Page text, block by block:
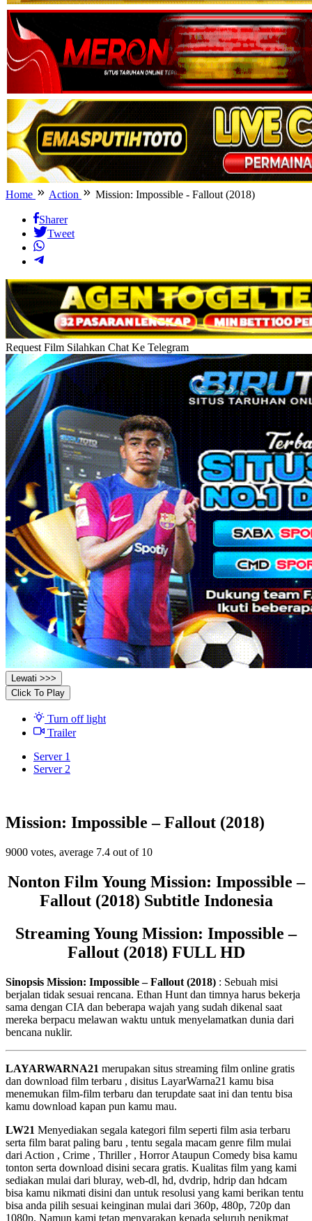
Home Action Mission: Impossible - Fallout (2018)
Sharer
Tweet
Request Film Silahkan Chat Ke Telegram
Lewati >>>
Click To Play
Turn off light
Trailer
Server 1
Server 2
Mission: Impossible – Fallout (2018)
9000 votes, average 7.4 out of 10
Nonton Film Young Mission: Impossible –
Fallout (2018) Subtitle Indonesia
Streaming Young Mission: Impossible –
Fallout (2018) FULL HD
Sinopsis Mission: Impossible – Fallout (2018) : Sebuah misi
berjalan tidak sesuai rencana. Ethan Hunt dan timnya harus bekerja
sama dengan CIA dan beberapa wajah yang sudah dikenal saat
mereka berpacu melawan waktu untuk menyelamatkan dunia dari
bencana nuklir.
LAYARWARNA21 merupakan situs streaming film online gratis
dan download film terbaru , disitus LayarWarna21 kamu bisa
menemukan film-film terbaru dan terupdate saat ini dan tentu bisa
kamu download kapan pun kamu mau.
LW21 Menyediakan segala kategori film seperti film asia terbaru
serta film barat paling baru , tentu segala macam genre film mulai
dari Action , Crime , Thriller , Horror Ataupun Comedy bisa kamu
tonton serta download disini secara gratis. Kualitas film yang kami
sediakan mulai dari bluray, web-dl, hd, dvdrip, hdrip dan hdcam
bisa kamu nikmati disini dan untuk resolusi yang kami berikan tentu
bisa anda pilih sesuai keinginan mulai dari 360p, 480p, 720p dan
1080p. Namun kami tetap menyarakan kepada seluruh penikmat